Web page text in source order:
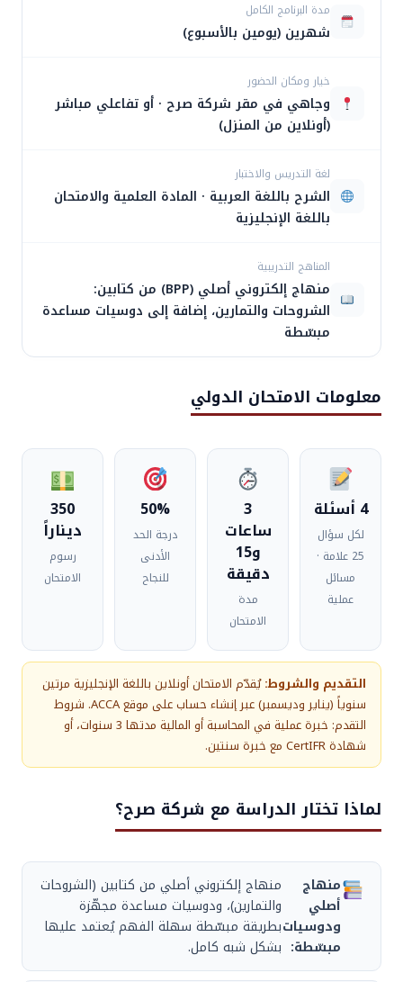
مدة البرنامج الكامل
خيار ومكان الحضور
وجاهي في مقر شركة صرح · أو تفاعلي مباشر
لغة التدريس والاختبار
الشرح باللغة العربية · المادة العلمية والامتحان
المناهج التدريبية
منهاج إلكتروني أصلي (BPP) من كتابين:
الشروحات والتمارين، إضافة إلى دوسيات مساعدة
مبسّطة
معلومات الامتحان الدولي
4 أسئلة
لكل سؤال
25 علامة ·
مسائل
3
ساعات
و15
دقيقة
مدة
50%
درجة الحد
الأدنى
350
ديناراً
رسوم
التقديم والشروط:يُقدّم الامتحان أونلاين باللغة الإنجليزية مرتين
سنوياً (يناير وديسمبر) عبر إنشاء حساب على موقع ACCA. شروط
شهادة CertIFR مع خبرة سنتين.
لماذا تختار الدراسة مع شركة صرح؟
منهاج
أصلي
ودوسيات
مبسّطة:
منهاج إلكتروني أصلي من كتابين (الشروحات
والتمارين)، ودوسيات مساعدة مجهّزة
بطريقة مبسّطة سهلة الفهم يُعتمد عليها
بشكل شبه كامل.